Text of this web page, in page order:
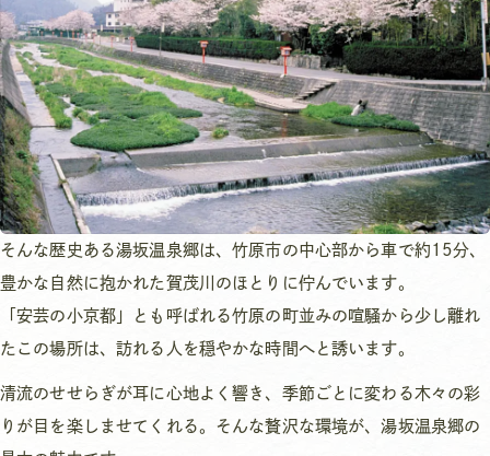
そんな歴史ある湯坂温泉郷は、竹原市の中心部から車で約15分、
豊かな自然に抱かれた賀茂川のほとりに佇んでいます。
「安芸の小京都」とも呼ばれる竹原の町並みの喧騒から少し離れ
たこの場所は、訪れる人を穏やかな時間へと誘います。
清流のせせらぎが耳に心地よく響き、季節ごとに変わる木々の彩
りが目を楽しませてくれる。そんな贅沢な環境が、湯坂温泉郷の